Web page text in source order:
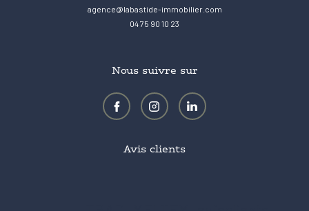
04 75 90 10 23
agence@labastide-immobilier.com
Nous suivre sur
Avis clients